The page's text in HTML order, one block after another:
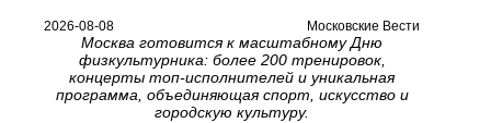
2026-08-08 Московские Вести
Москва готовится к масштабному Дню
физкультурника: более 200 тренировок,
концерты топ‑исполнителей и уникальная
программа, объединяющая спорт, искусство и
городскую культуру.